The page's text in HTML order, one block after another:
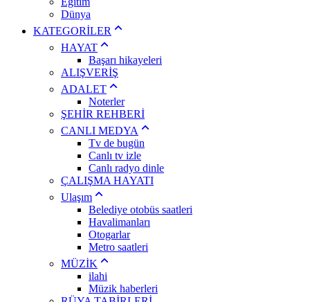
Dünya
KATEGORİLER
HAYAT
Başarı hikayeleri
ALIŞVERİŞ
ADALET
Noterler
ŞEHİR REHBERİ
CANLI MEDYA
Tv de bugün
Canlı tv izle
Canlı radyo dinle
ÇALIŞMA HAYATI
Ulaşım
Belediye otobüs saatleri
Havalimanları
Otogarlar
Metro saatleri
MÜZİK
ilahi
Müzik haberleri